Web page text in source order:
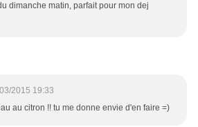
dimanche matin, parfait pour mon dej
2015 19:33
au citron !! tu me donne envie d'en faire =)